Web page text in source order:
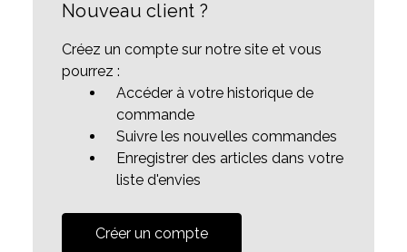
Nouveau client ?
Créez un compte sur notre site et vous
pourrez :
Accéder à votre historique de
commande
Suivre les nouvelles commandes
Enregistrer des articles dans votre
liste d'envies
Créer un compte